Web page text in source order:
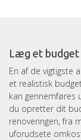
Læg et
En af de vigtigste
et realistisk
kan gennemføres
du opretter dit
renoveringen, fra
uforudsete